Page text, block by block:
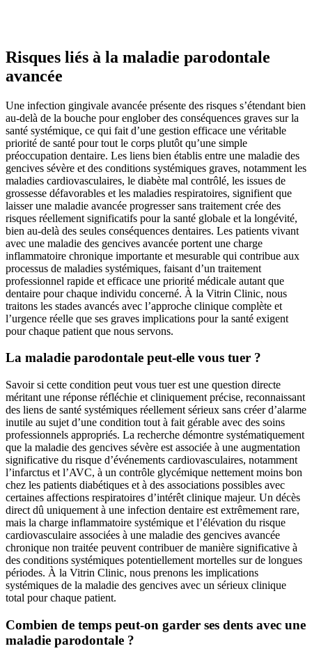
Risques liés à la maladie parodontale
avancée
Une infection gingivale avancée présente des risques s’étendant bien
au-delà de la bouche pour englober des conséquences graves sur la
santé systémique, ce qui fait d’une gestion efficace une véritable
priorité de santé pour tout le corps plutôt qu’une simple
préoccupation dentaire. Les liens bien établis entre une maladie des
gencives sévère et des conditions systémiques graves, notamment les
maladies cardiovasculaires, le diabète mal contrôlé, les issues de
grossesse défavorables et les maladies respiratoires, signifient que
laisser une maladie avancée progresser sans traitement crée des
risques réellement significatifs pour la santé globale et la longévité,
bien au-delà des seules conséquences dentaires. Les patients vivant
avec une maladie des gencives avancée portent une charge
inflammatoire chronique importante et mesurable qui contribue aux
processus de maladies systémiques, faisant d’un traitement
professionnel rapide et efficace une priorité médicale autant que
dentaire pour chaque individu concerné. À la Vitrin Clinic, nous
traitons les stades avancés avec l’approche clinique complète et
l’urgence réelle que ses graves implications pour la santé exigent
pour chaque patient que nous servons.
La maladie parodontale peut-elle vous tuer ?
Savoir si cette condition peut vous tuer est une question directe
méritant une réponse réfléchie et cliniquement précise, reconnaissant
des liens de santé systémiques réellement sérieux sans créer d’alarme
inutile au sujet d’une condition tout à fait gérable avec des soins
professionnels appropriés. La recherche démontre systématiquement
que la maladie des gencives sévère est associée à une augmentation
significative du risque d’événements cardiovasculaires, notamment
l’infarctus et l’AVC, à un contrôle glycémique nettement moins bon
chez les patients diabétiques et à des associations possibles avec
certaines affections respiratoires d’intérêt clinique majeur. Un décès
direct dû uniquement à une infection dentaire est extrêmement rare,
mais la charge inflammatoire systémique et l’élévation du risque
cardiovasculaire associées à une maladie des gencives avancée
chronique non traitée peuvent contribuer de manière significative à
des conditions systémiques potentiellement mortelles sur de longues
périodes. À la Vitrin Clinic, nous prenons les implications
systémiques de la maladie des gencives avec un sérieux clinique
total pour chaque patient.
Combien de temps peut-on garder ses dents avec une
maladie parodontale ?